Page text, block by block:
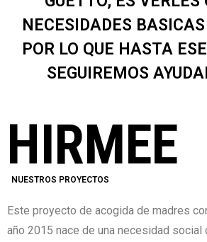
NECESIDADES
POR LO QUE HASTA
SEGUIREMOS
HIRMEE
NUESTROS PROYECTOS
Este proyecto de acogida de madres
año 2015 nace de una necesidad social